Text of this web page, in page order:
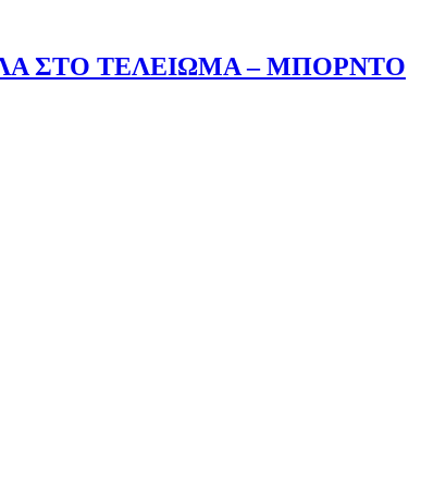
ΣΤΟ ΤΕΛΕΙΩΜΑ – ΜΠΟΡΝΤΟ